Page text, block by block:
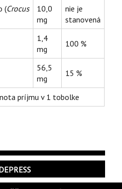
(Crocus
10,0
mg
nie je
stanovená
1,4
mg
100 %
56,5
mg
15 %
príjmu v 1 tobolke